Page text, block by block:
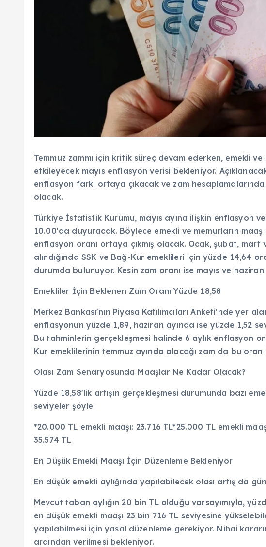
Temmuz zammı için kritik süreç devam ederken, emekli
etkileyecek mayıs enflasyon verisi bekleniyor.
enflasyon farkı ortaya çıkacak ve zam
olacak.
Türkiye İstatistik Kurumu, mayıs ayına ilişkin enflasyon
10.00'da duyuracak. Böylece emekli ve memurların maaş
enflasyon oranı ortaya çıkmış olacak. Ocak, şubat, mart
alındığında SSK ve Bağ-Kur emeklileri için yüzde 14,64
durumda bulunuyor. Kesin zam oranı ise mayıs ve
Emekliler İçin Beklenen Zam Oranı Yüzde 18,58
Merkez Bankası'nın Piyasa Katılımcıları Anketi'nde yer
enflasyonun yüzde 1,89, haziran ayında ise yüzde 1,52
Bu tahminlerin gerçekleşmesi halinde 6 aylık enflasyon
Kur emeklilerinin temmuz ayında alacağı zam da bu
Olası Zam Senaryosunda Maaşlar Ne Kadar Olacak?
Yüzde 18,58'lik artışın gerçekleşmesi durumunda bazı
seviyeler şöyle:
*20.000 TL emekli maaşı: 23.716 TL*25.000 TL emekli
35.574 TL
En Düşük Emekli Maaşı İçin Düzenleme Bekleniyor
En düşük emekli aylığında yapılabilecek olası artış da
Mevcut taban aylığın 20 bin TL olduğu varsayımıyla,
en düşük emekli maaşı 23 bin 716 TL seviyesine
yapılabilmesi için yasal düzenleme gerekiyor. Nihai
ardından verilmesi bekleniyor.